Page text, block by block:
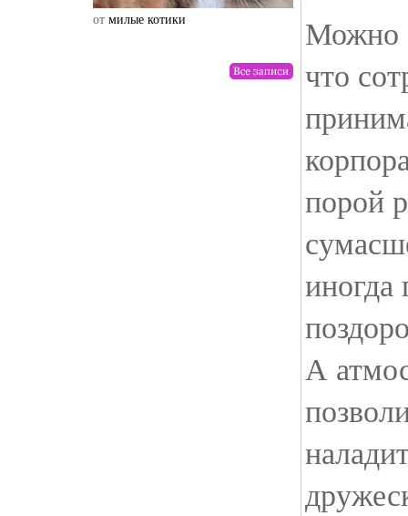
от милые котики
Можно
что
порой
иногда
А